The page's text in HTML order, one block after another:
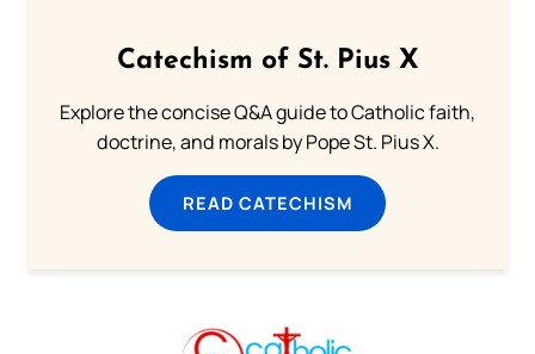
Catechism of St. Pius X
Explore the concise Q&A guide to Catholic faith,
doctrine, and morals by Pope St. Pius X.
READ CATECHISM